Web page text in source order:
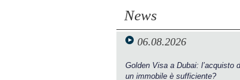
News
06.08.2026
Golden Visa a Dubai: l’acquisto
un immobile è sufficiente?